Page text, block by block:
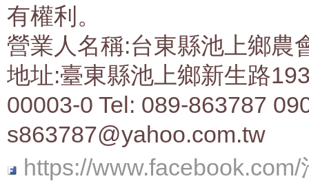
有權利。
營業人名稱:台東縣池上鄉農
地址:臺東縣池上鄉新生路
00003-0 Tel: 089-863787
s863787@yahoo.com.tw
https://